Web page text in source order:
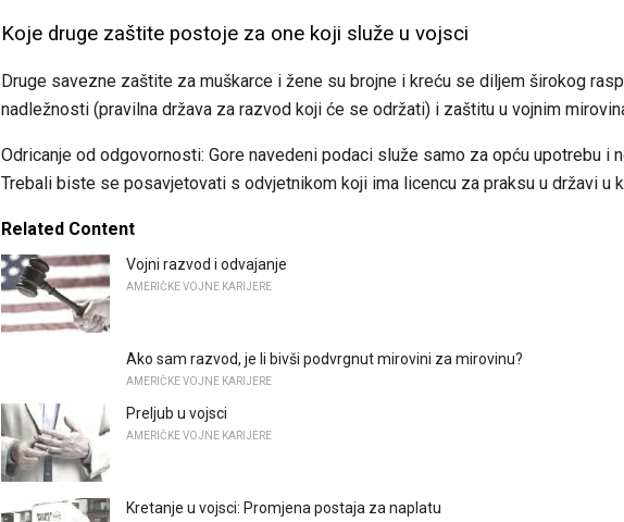
Koje druge zaštite postoje za one koji služe u vojsci
Druge savezne zaštite za muškarce i žene su brojne i kreću se diljem širokog
nadležnosti (pravilna država za razvod koji će se održati) i zaštitu u vojnim
Odricanje od odgovornosti: Gore navedeni podaci služe samo za opću upotrebu i
Trebali biste se posavjetovati s odvjetnikom koji ima licencu za praksu u državi u
Related Content
Vojni razvod i odvajanje
AMERIČKE VOJNE KARIJERE
Ako sam razvod, je li bivši podvrgnut mirovini za mirovinu?
AMERIČKE VOJNE KARIJERE
Preljub u vojsci
AMERIČKE VOJNE KARIJERE
Kretanje u vojsci: Promjena postaja za naplatu